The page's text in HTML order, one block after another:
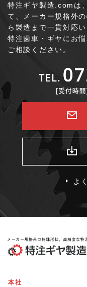
特注ギヤ製造.comは
て、
メーカー規格外
ら製造まで一貫対応い
特注歯車・ギヤにお
ご相談ください。
よ
本社